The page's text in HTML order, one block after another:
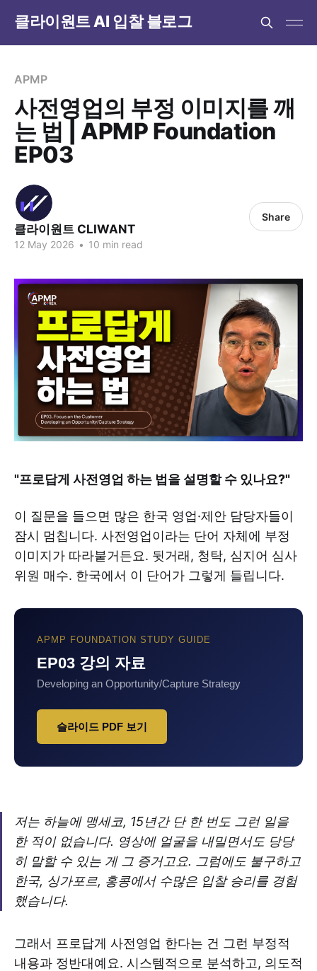
클라이원트 AI 입찰 블로그
APMP
사전영업의 부정 이미지를 깨
는 법 | APMP Foundation
EP03
클라이원트 CLIWANT
12 May 2026 • 10 min read
Share
"프로답게 사전영업 하는 법을 설명할 수 있나요?"
이 질문을 들으면 많은 한국 영업·제안 담당자들이
잠시 멈칩니다. 사전영업이라는 단어 자체에 부정
이미지가 따라붙거든요. 뒷거래, 청탁, 심지어 심사
위원 매수. 한국에서 이 단어가 그렇게 들립니다.
APMP FOUNDATION STUDY GUIDE
EP03 강의 자료
Developing an Opportunity/Capture Strategy
슬라이드 PDF 보기
저는 하늘에 맹세코, 15년간 단 한 번도 그런 일을
한 적이 없습니다. 영상에 얼굴을 내밀면서도 당당
히 말할 수 있는 게 그 증거고요. 그럼에도 불구하고
한국, 싱가포르, 홍콩에서 수많은 입찰 승리를 경험
했습니다.
그래서 프로답게 사전영업 한다는 건 그런 부정적
내용과 정반대예요. 시스템적으로 분석하고, 의도적